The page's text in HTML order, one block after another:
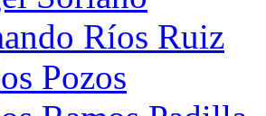
Ríos Ruiz
Pozos